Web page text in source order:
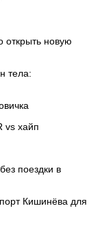
открыть новую
тела:
vs хайп
поездки в
Кишинёва для